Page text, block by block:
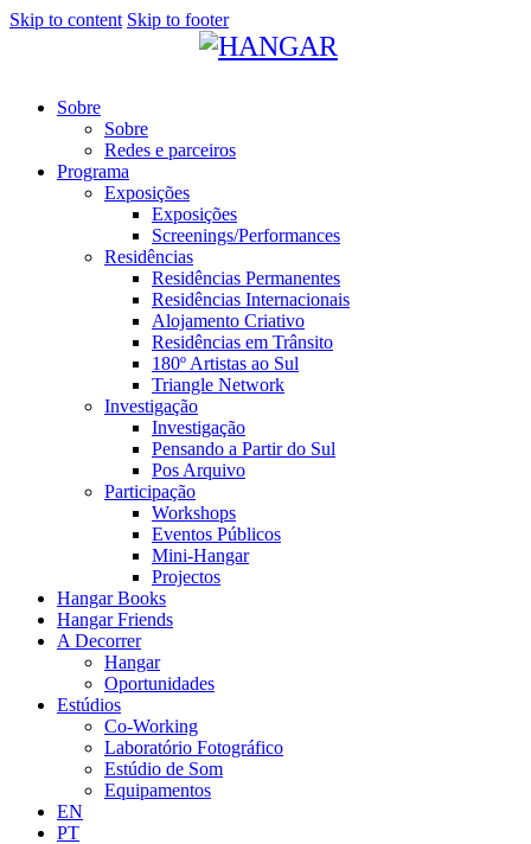
Skip to content Skip to footer
Sobre
Sobre
Redes e parceiros
Programa
Exposições
Exposições
Screenings/Performances
Residências
Residências Permanentes
Residências Internacionais
Alojamento Criativo
Residências em Trânsito
180º Artistas ao Sul
Triangle Network
Investigação
Investigação
Pensando a Partir do Sul
Pos Arquivo
Participação
Workshops
Eventos Públicos
Mini-Hangar
Projectos
Hangar Books
Hangar Friends
A Decorrer
Hangar
Oportunidades
Estúdios
Co-Working
Laboratório Fotográfico
Estúdio de Som
Equipamentos
EN
PT